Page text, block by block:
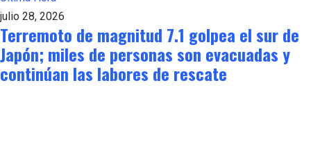
julio 28, 2026
Terremoto de magnitud 7.1 golpea el sur de
Japón; miles de personas son evacuadas y
continúan las labores de rescate